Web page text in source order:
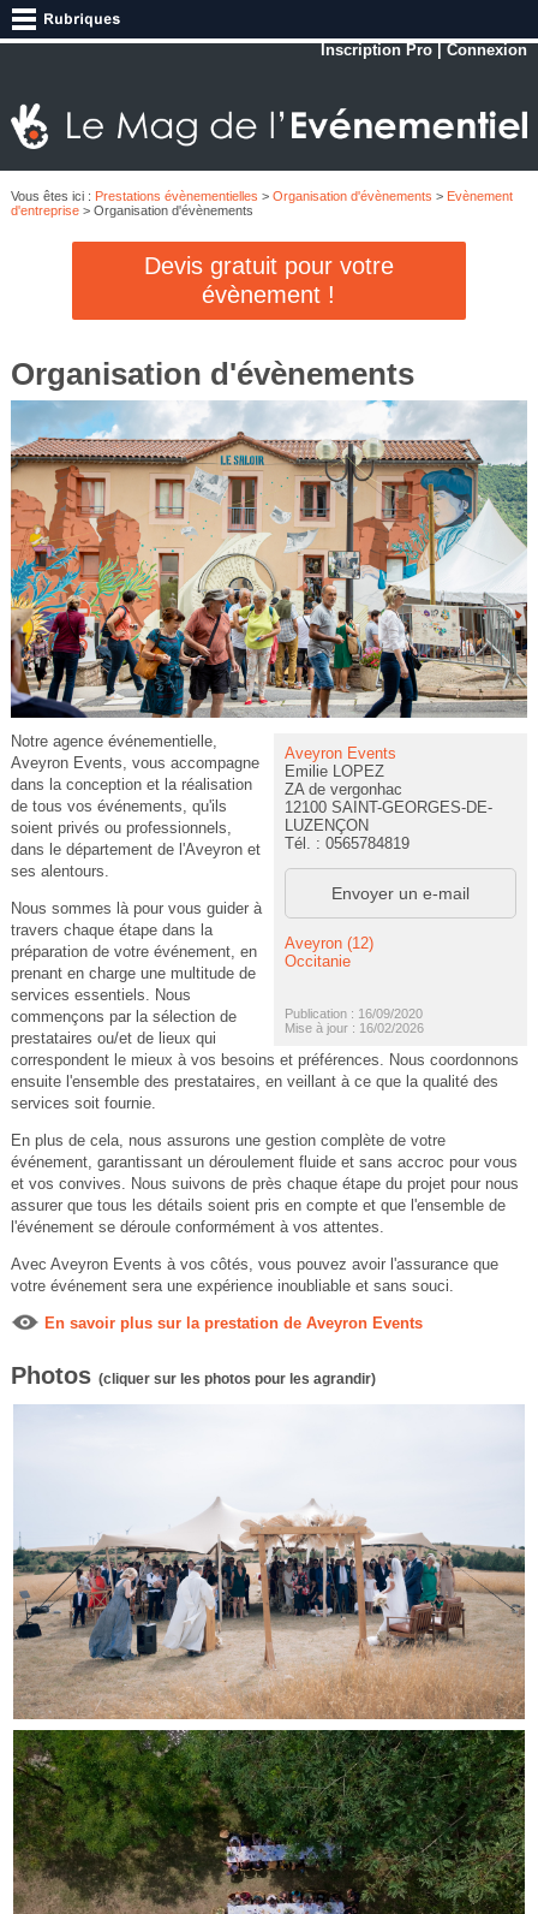
Inscription Pro |Connexion
Vous êtes ici : Prestations évènementielles > Organisation d'évènements > Evènement
d'entreprise> Organisation d'évènements
Devis gratuit pour votre
évènement !
Organisation d'évènements
Aveyron Events
Emilie LOPEZ
ZA de vergonhac
12100 SAINT-GEORGES-DE-
LUZENÇON
Tél. : 0565784819
Envoyer un e-mail
Aveyron (12)
Occitanie
Publication : 16/09/2020
Mise à jour : 16/02/2026
Notre agence événementielle,
Aveyron Events, vous accompagne
dans la conception et la réalisation
de tous vos événements, qu'ils
soient privés ou professionnels,
dans le département de l'Aveyron et
ses alentours.
Nous sommes là pour vous guider à
travers chaque étape dans la
préparation de votre événement, en
prenant en charge une multitude de
services essentiels. Nous
commençons par la sélection de
prestataires ou/et de lieux qui
correspondent le mieux à vos besoins et préférences. Nous coordonnons
ensuite l'ensemble des prestataires, en veillant à ce que la qualité des
services soit fournie.
En plus de cela, nous assurons une gestion complète de votre
événement, garantissant un déroulement fluide et sans accroc pour vous
et vos convives. Nous suivons de près chaque étape du projet pour nous
assurer que tous les détails soient pris en compte et que l'ensemble de
l'événement se déroule conformément à vos attentes.
Avec Aveyron Events à vos côtés, vous pouvez avoir l'assurance que
votre événement sera une expérience inoubliable et sans souci.
En savoir plus sur la prestation de Aveyron Events
Photos (cliquer sur les photos pour les agrandir)